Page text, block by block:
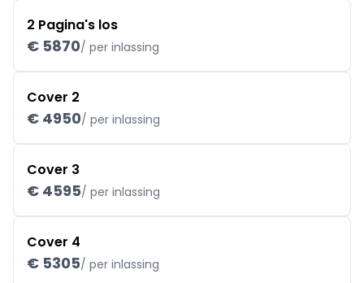
2 Pagina's los
€ 5870/ per inlassing
Cover 2
€ 4950/ per inlassing
Cover 3
€ 4595/ per inlassing
Cover 4
€ 5305/ per inlassing